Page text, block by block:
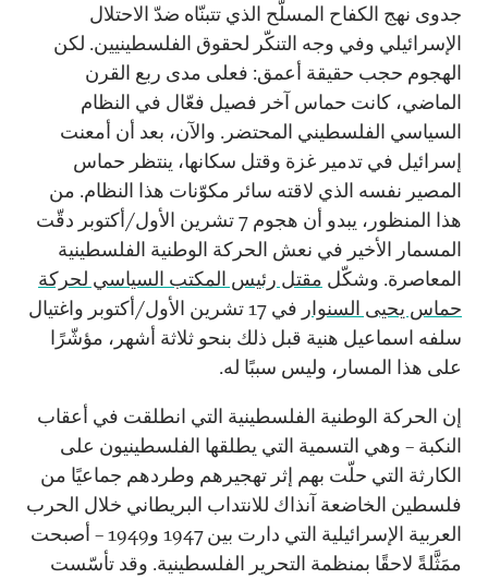
جدوى نهج الكفاح المسلّح الذي تتبنّاه ضدّ الاحتلال
الإسرائيلي وفي وجه التنكّر لحقوق الفلسطينيين. لكن
الهجوم حجب حقيقة أعمق: فعلى مدى ربع القرن
الماضي، كانت حماس آخر فصيل فعّال في النظام
السياسي الفلسطيني المحتضر. والآن، بعد أن أمعنت
إسرائيل في تدمير غزة وقتل سكانها، ينتظر حماس
المصير نفسه الذي لاقته سائر مكوّنات هذا النظام. من
هذا المنظور، يبدو أن هجوم 7 تشرين الأول/أكتوبر دقّت
المسمار الأخير في نعش الحركة الوطنية الفلسطينية
المعاصرة. وشكّل مقتل رئيس المكتب السياسي لحركة
حماس يحيى السنوار
في 17 تشرين الأول/أكتوبر واغتيال
سلفه اسماعيل هنية قبل ذلك بنحو ثلاثة أشهر، مؤشّرًا
على هذا المسار، وليس سببًا له.
إن الحركة الوطنية الفلسطينية التي انطلقت في أعقاب
النكبة – وهي التسمية التي يطلقها الفلسطينيون على
الكارثة التي حلّت بهم إثر تهجيرهم وطردهم جماعيًا من
فلسطين الخاضعة آنذاك للانتداب البريطاني خلال الحرب
العربية الإسرائيلية التي دارت بين 1947 و1949 – أصبحت
ممَثَّلةً لاحقًا بمنظمة التحرير الفلسطينية. وقد تأسّست